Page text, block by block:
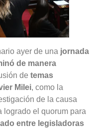
ayer de una jornada
de manera
de temas
Milei, como la
de la causa
logrado el quorum para
entre legisladoras